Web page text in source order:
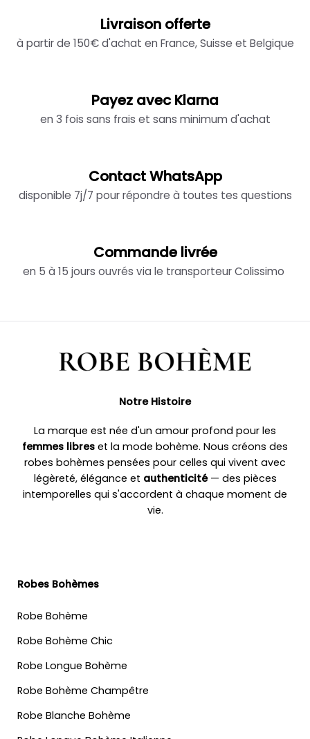
Livraison offerte
à partir de 150€ d'achat en France, Suisse et Belgique
Payez avec Klarna
en 3 fois sans frais et sans minimum d'achat
Contact WhatsApp
disponible 7j/7 pour répondre à toutes tes questions
Commande livrée
en 5 à 15 jours ouvrés via le transporteur Colissimo
Notre Histoire
La marque est née d'un amour profond pour les
femmes libres et la mode bohème. Nous créons des
robes bohèmes pensées pour celles qui vivent avec
légèreté, élégance et authenticité— des pièces
intemporelles qui s'accordent à chaque moment de
vie.
Robes Bohèmes
Robe Bohème
Robe Bohème Chic
Robe Longue Bohème
Robe Bohème Champêtre
Robe Blanche Bohème